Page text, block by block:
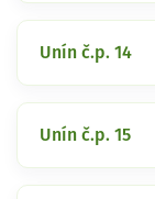
Unín č.p. 14
Unín č.p. 15